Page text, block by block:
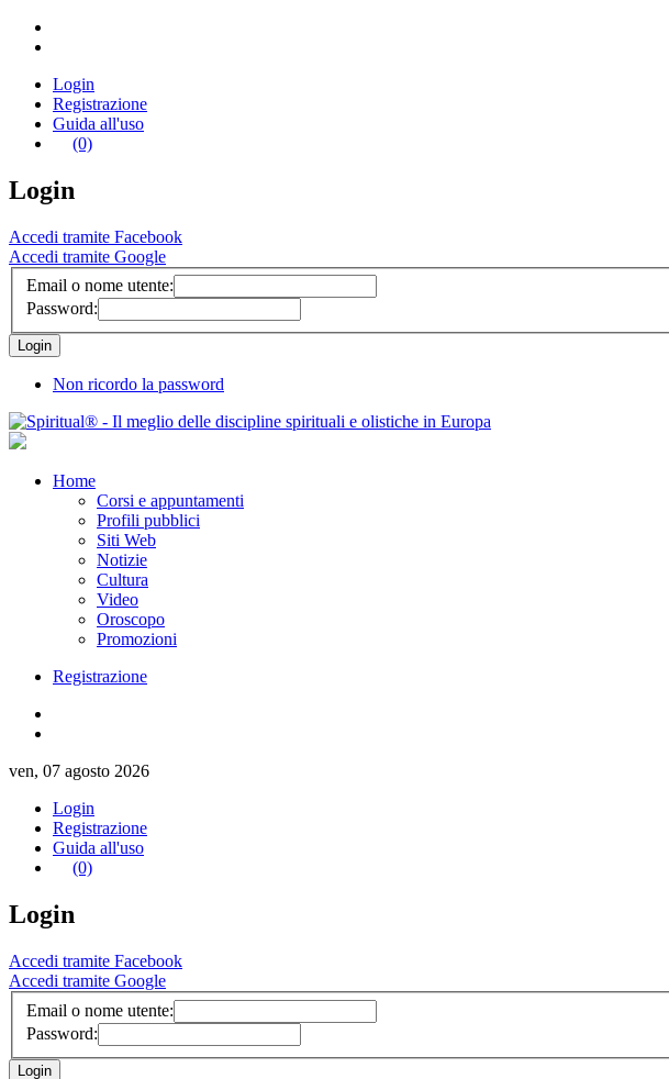
Login
Registrazione
Guida all'uso
(0)
Login
Accedi tramite Facebook
Accedi tramite Google
Email o nome utente:
Password:
Non ricordo la password
Home
Corsi e appuntamenti
Profili pubblici
Siti Web
Notizie
Cultura
Video
Oroscopo
Promozioni
Registrazione
ven, 07 agosto 2026
Login
Registrazione
Guida all'uso
(0)
Login
Accedi tramite Facebook
Accedi tramite Google
Email o nome utente:
Password: